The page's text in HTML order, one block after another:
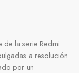
de la serie Redmi
a resolución
por un